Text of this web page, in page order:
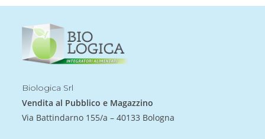
Biologica Srl
Vendita al Pubblico e Magazzino
Via Battindarno 155/a – 40133 Bologna